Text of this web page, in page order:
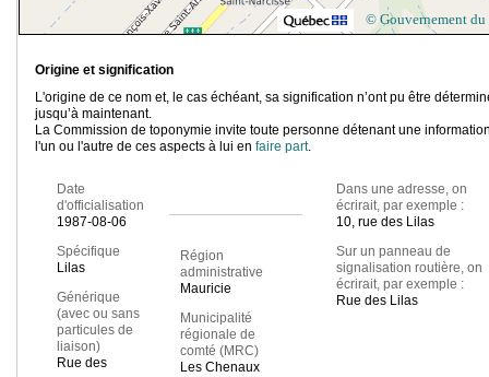
© Gouvernement du
Origine et signification
L'origine de ce nom et, le cas échéant, sa signification n’ont pu être
jusqu’à maintenant.
La Commission de toponymie invite toute personne détenant une
l'un ou l'autre de ces aspects à lui en faire part.
Date
d'officialisation
1987-08-06
Spécifique
Lilas
Générique
(avec ou sans
particules de
liaison)
Rue des
Région
administrative
Mauricie
Municipalité
régionale de
comté (MRC)
Les Chenaux
Dans une adresse, on
écrirait, par exemple :
10, rue des Lilas
Sur un panneau de
signalisation routière, on
écrirait, par exemple :
Rue des Lilas